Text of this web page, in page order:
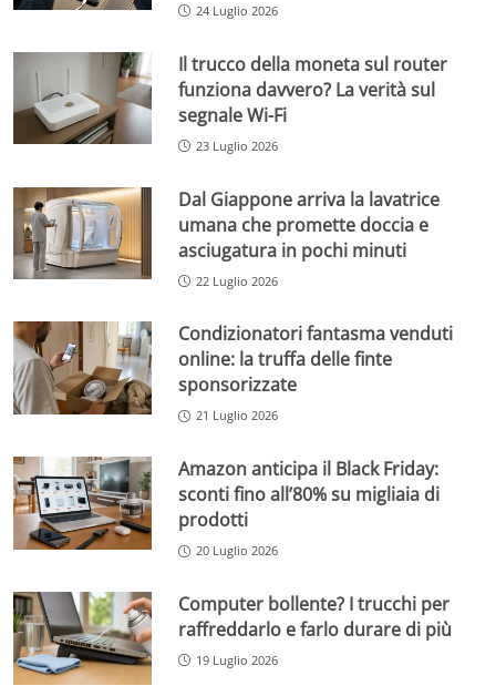
24 Luglio 2026
Il trucco della moneta sul router
funziona davvero? La verità sul
segnale Wi-Fi
23 Luglio 2026
Dal Giappone arriva la lavatrice
umana che promette doccia e
asciugatura in pochi minuti
22 Luglio 2026
Condizionatori fantasma venduti
online: la truffa delle finte
sponsorizzate
21 Luglio 2026
Amazon anticipa il Black Friday:
sconti fino all’80% su migliaia di
prodotti
20 Luglio 2026
Computer bollente? I trucchi per
raffreddarlo e farlo durare di più
19 Luglio 2026